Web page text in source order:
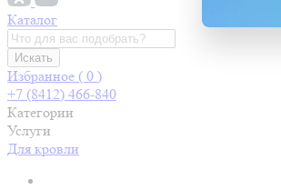
Каталог
Искать
Избранное ( 0 )
+7 (8412) 466-840
Категории
Услуги
Для кровли